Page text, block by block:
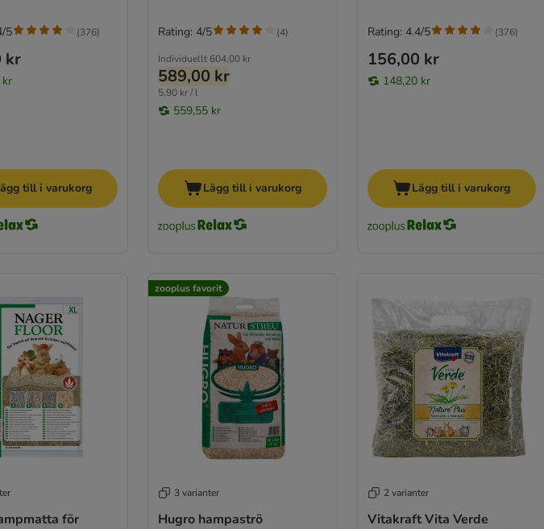
kr
5 (376)
till i varukorg
Individuellt 604,00 kr
589,00 kr
5,90 kr / l
559,55 kr
Rating: 4/5 (4)
Lägg till i varukorg
156,00 kr
148,20 kr
Rating: 4.4/5 (376)
Lägg till i varukorg
för
zooplus favorit
3 varianter
Hugro hampaströ
2 varianter
Vitakraft Vita Verde